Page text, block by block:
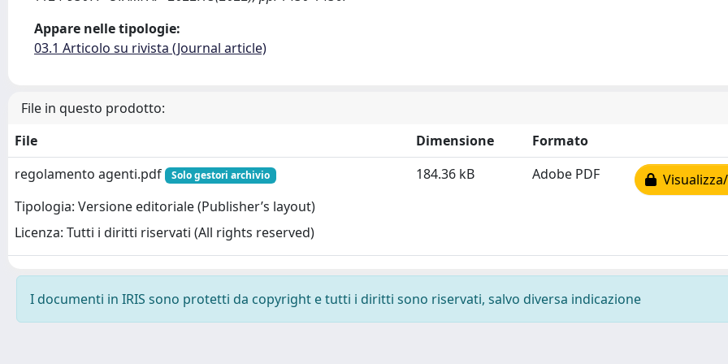
Appare nelle tipologie:
03.1 Articolo su rivista (Journal article)
File in questo prodotto:
File
Dimensione
Formato
regolamento agenti.pdf
Solo gestori archivio
Tipologia: Versione editoriale (Publisher’s layout)
Licenza: Tutti i diritti riservati (All rights reserved)
184.36 kB Adobe PDF
I documenti in IRIS sono protetti da copyright e tutti i diritti sono riservati, salvo diversa indicazione